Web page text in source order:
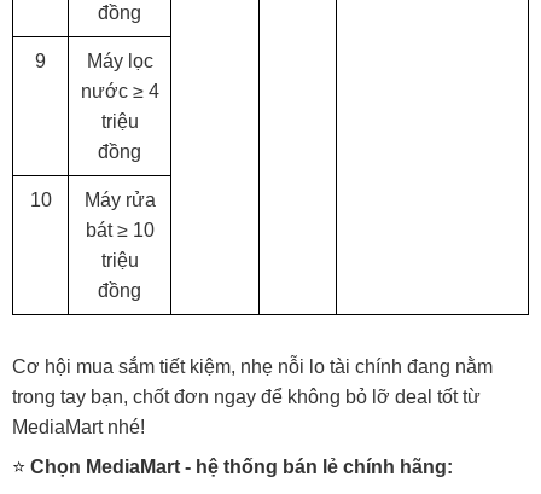
đồng
9
Máy lọc
nước ≥ 4
triệu
đồng
10
Máy rửa
bát ≥ 10
triệu
đồng
Cơ hội mua sắm tiết kiệm, nhẹ nỗi lo tài chính đang nằm
trong tay bạn, chốt đơn ngay để không bỏ lỡ deal tốt từ
MediaMart nhé!
⭐ Chọn MediaMart - hệ thống bán lẻ chính hãng: